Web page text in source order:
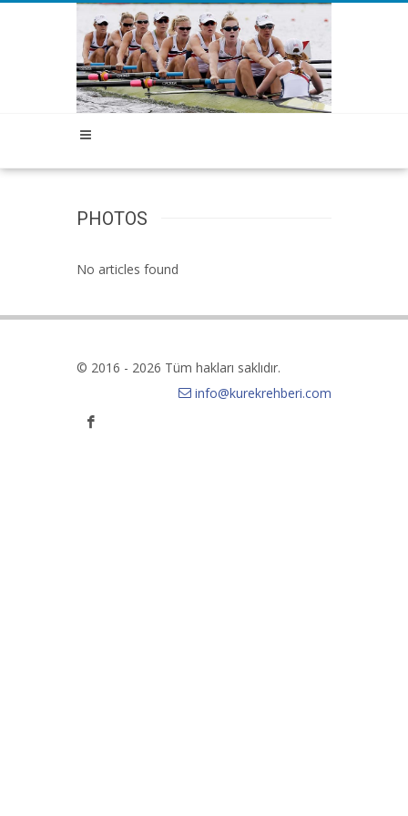
PHOTOS
No articles found
© 2016 - 2026 Tüm hakları saklıdır.
info@kurekrehberi.com